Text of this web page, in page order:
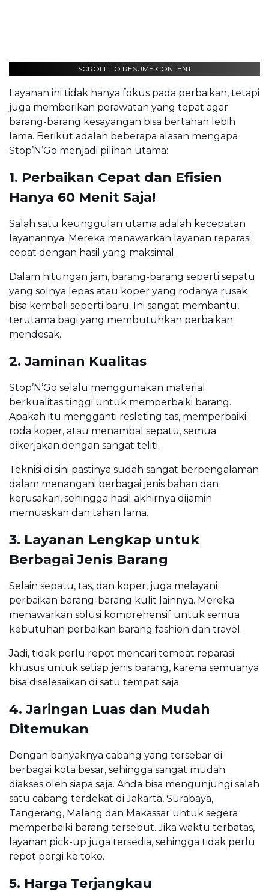
SCROLL TO RESUME CONTENT
Layanan ini tidak hanya fokus pada perbaikan, tetapi
juga memberikan perawatan yang tepat agar
barang-barang kesayangan bisa bertahan lebih
lama. Berikut adalah beberapa alasan mengapa
Stop’N’Go menjadi pilihan utama:
1. Perbaikan Cepat dan Efisien
Hanya 60 Menit Saja!
Salah satu keunggulan utama adalah kecepatan
layanannya. Mereka menawarkan layanan reparasi
cepat dengan hasil yang maksimal.
Dalam hitungan jam, barang-barang seperti sepatu
yang solnya lepas atau koper yang rodanya rusak
bisa kembali seperti baru. Ini sangat membantu,
terutama bagi yang membutuhkan perbaikan
mendesak.
2. Jaminan Kualitas
Stop’N’Go selalu menggunakan material
berkualitas tinggi untuk memperbaiki barang.
Apakah itu mengganti resleting tas, memperbaiki
roda koper, atau menambal sepatu, semua
dikerjakan dengan sangat teliti.
Teknisi di sini pastinya sudah sangat berpengalaman
dalam menangani berbagai jenis bahan dan
kerusakan, sehingga hasil akhirnya dijamin
memuaskan dan tahan lama.
3. Layanan Lengkap untuk
Berbagai Jenis Barang
Selain sepatu, tas, dan koper, juga melayani
perbaikan barang-barang kulit lainnya. Mereka
menawarkan solusi komprehensif untuk semua
kebutuhan perbaikan barang fashion dan travel.
Jadi, tidak perlu repot mencari tempat reparasi
khusus untuk setiap jenis barang, karena semuanya
bisa diselesaikan di satu tempat saja.
4. Jaringan Luas dan Mudah
Ditemukan
Dengan banyaknya cabang yang tersebar di
berbagai kota besar, sehingga sangat mudah
diakses oleh siapa saja. Anda bisa mengunjungi salah
satu cabang terdekat di Jakarta, Surabaya,
Tangerang, Malang dan Makassar untuk segera
memperbaiki barang tersebut. Jika waktu terbatas,
layanan pick-up juga tersedia, sehingga tidak perlu
repot pergi ke toko.
5. Harga Terjangkau